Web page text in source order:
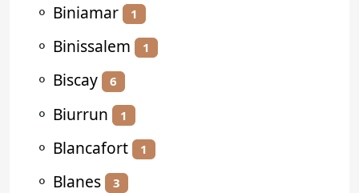
⚬ Biniamar 1
⚬ Binissalem 1
⚬ Biscay 6
⚬ Biurrun 1
⚬ Blancafort 1
⚬ Blanes 3